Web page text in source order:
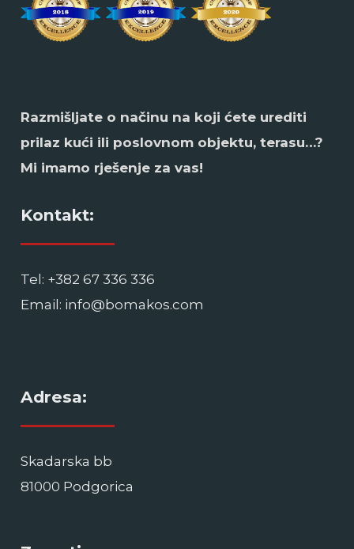
Razmišljate o načinu na koji ćete urediti
prilaz kući ili poslovnom objektu, terasu…?
Mi imamo rješenje za vas!
Kontakt:
Tel: +382 67 336 336
Email: info@bomakos.com
Adresa:
Skadarska bb
81000 Podgorica